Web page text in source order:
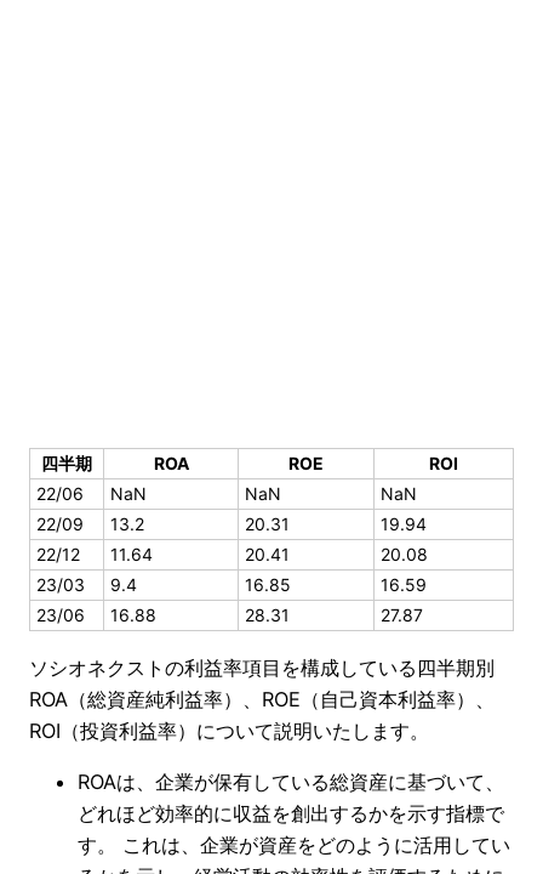
四半期 ROA ROE
ROI
22/06
NaN NaN
NaN
22/09
13.2 20.31
19.94
22/12
11.64 20.41
20.08
23/03
9.4 16.85
16.59
23/06
16.88 28.31 27.87
ソシオネクストの利益率項目を構成している四半期別
ROA（総資産純利益率）、ROE（自己資本利益率）、
ROI（投資利益率）について説明いたします。
ROAは、企業が保有している総資産に基づいて、
どれほど効率的に収益を創出するかを示す指標で
す。 これは、企業が資産をどのように活用してい